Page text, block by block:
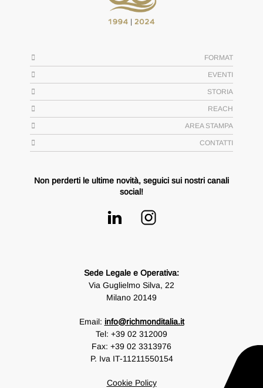
FORMAT
EVENTI
STORIA
REACH
AREA STAMPA
CONTATTI
Non perderti le ultime novità, seguici sui nostri canali
social!
Sede Legale e Operativa:
Via Guglielmo Silva, 22
Milano 20149
Email: info@richmonditalia.it
Tel: +39 02 312009
Fax: +39 02 3313976
P. Iva IT-11211550154
Cookie Policy